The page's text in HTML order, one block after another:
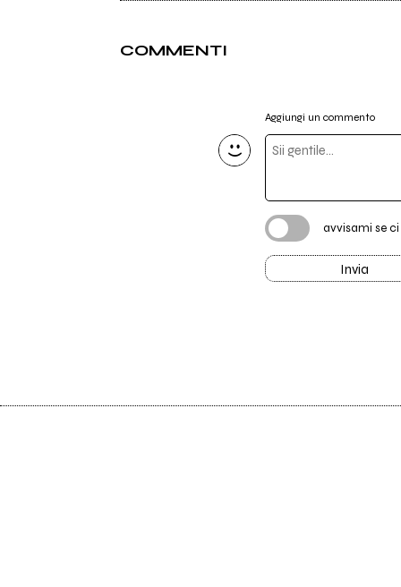
COMMENTI
Aggiungi un commento
avvisami se
Invia